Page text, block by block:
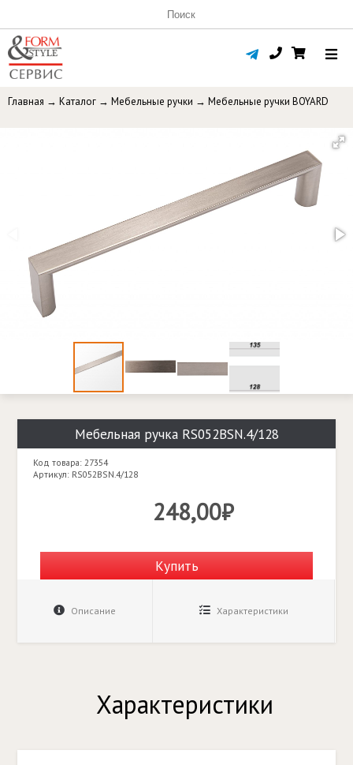
Главная → Каталог → Мебельные ручки → Мебельные ручки BOYARD
Мебельная ручка RS052BSN.4/128
Код товара: 27354
Артикул: RS052BSN.4/128
248,00₽
Купить
Описание Характеристики
Характеристики